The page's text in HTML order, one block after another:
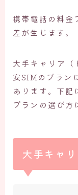
携帯電話の料金
差が生じます。
大手キャリア（
安SIMのプラン
あります。下記
プランの選び方
大手キャ